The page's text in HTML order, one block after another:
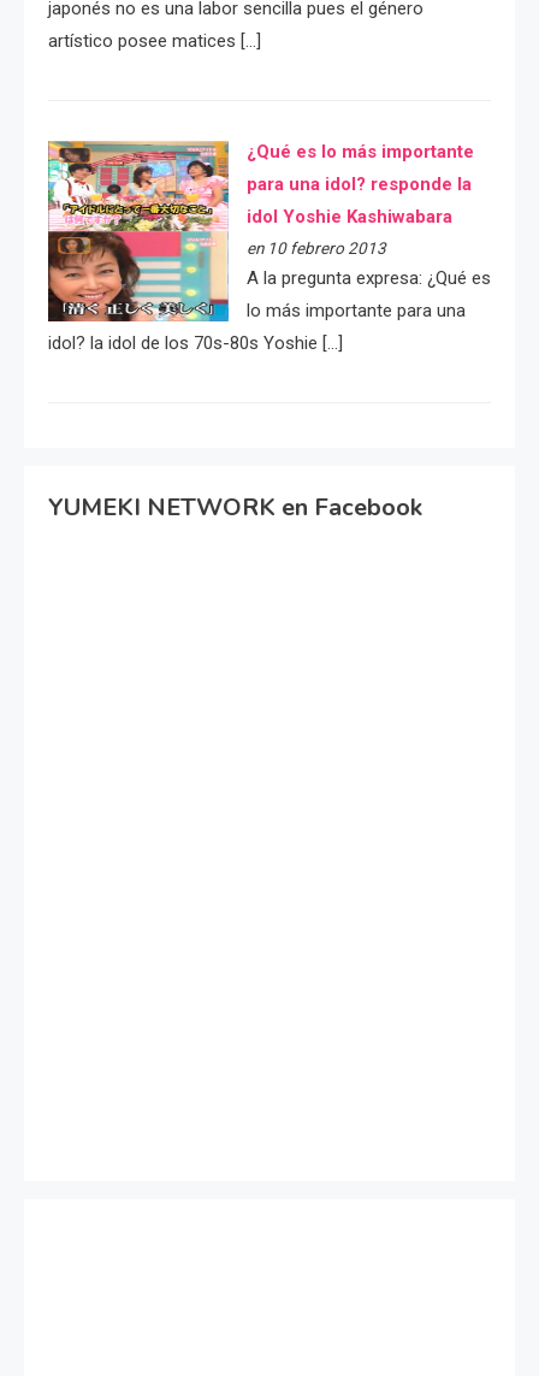
japonés no es una labor sencilla pues el género
artístico posee matices […]
¿Qué es lo más importante
para una idol? responde la
idol Yoshie Kashiwabara
en 10 febrero 2013
A la pregunta expresa: ¿Qué es
lo más importante para una
idol? la idol de los 70s-80s Yoshie […]
YUMEKI NETWORK en Facebook